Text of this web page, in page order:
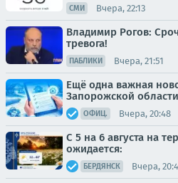
СМИ Вчера, 22:13
Владимир Рогов:
тревога!
ПАБЛИКИ Вчера, 21:51
Ещё одна важная
Запорожской области
ОФИЦ. Вчера, 20:48
С 5 на 6 августа на
ожидается:
БЕРДЯНСК Вчера,